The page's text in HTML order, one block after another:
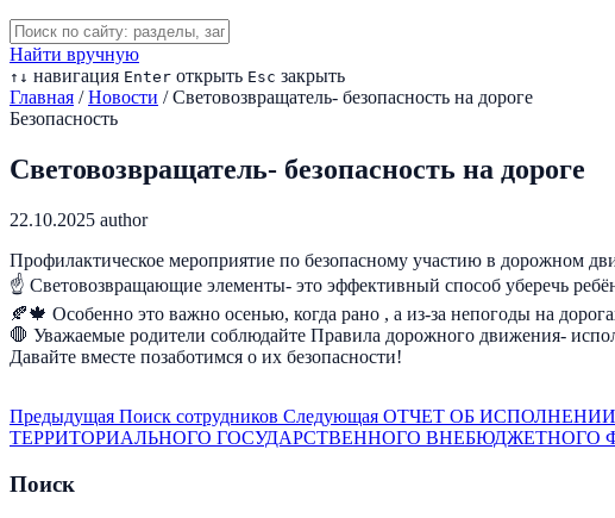
Найти вручную
↑ ↓ навигация Enter открыть Esc закрыть
Главная / Новости / Световозвращатель- безопасность на дороге
Безопасность
Световозвращатель- безопасность на дороге
22.10.2025 author
Профилактическое мероприятие по безопасному участию в дорожном
☝️ Световозвращающие элементы- это эффективный способ уберечь
🍂🍁 Особенно это важно осенью, когда рано , а из-за непогоды на
🛑 Уважаемые родители соблюдайте Правила дорожного движения-
Давайте вместе позаботимся о их безопасности!
Предыдущая Поиск сотрудников Следующая ОТЧЕТ ОБ
ТЕРРИТОРИАЛЬНОГО ГОСУДАРСТВЕННОГО ВНЕБЮДЖЕТНОГО
Поиск